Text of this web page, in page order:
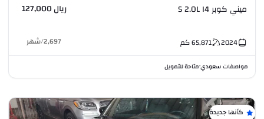
ميني كوبر S 2.0L I4 ريال 127,000
2024
65,871كم 2,697
/شهر
مواصفات سعودي•متاحة للتمويل
كأنها جديدة